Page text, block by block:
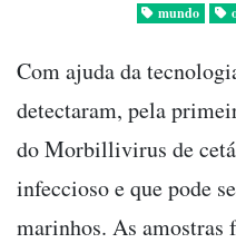
mundo
Com ajuda da
detectaram, pela
do Morbillivirus de
infeccioso e que pode
marinhos. As amostras